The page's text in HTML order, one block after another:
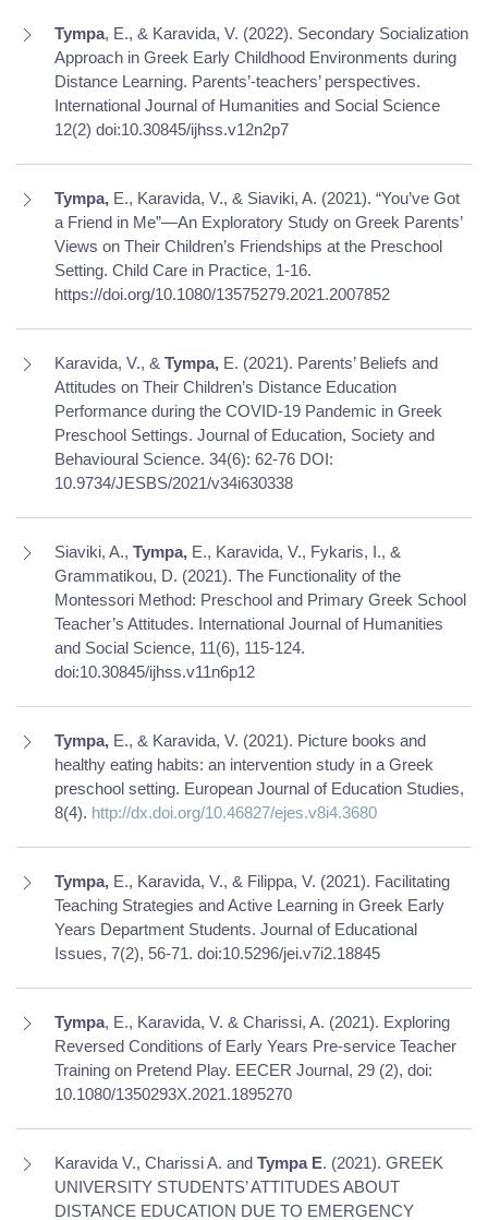
Tympa, E., & Karavida, V. (2022). Secondary Socialization
Approach in Greek Early Childhood Environments during
Distance Learning. Parents’-teachers’ perspectives.
International Journal of Humanities and Social Science
12(2) doi:10.30845/ijhss.v12n2p7
Tympa, E., Karavida, V., & Siaviki, A. (2021). “You’ve Got
a Friend in Me”—An Exploratory Study on Greek Parents’
Views on Their Children’s Friendships at the Preschool
Setting. Child Care in Practice, 1-16.
https://doi.org/10.1080/13575279.2021.2007852
Karavida, V., & Tympa, E. (2021). Parents’ Beliefs and
Attitudes on Their Children’s Distance Education
Performance during the COVID-19 Pandemic in Greek
Preschool Settings. Journal of Education, Society and
Behavioural Science. 34(6): 62-76 DOI:
10.9734/JESBS/2021/v34i630338
Siaviki, A., Tympa, E., Karavida, V., Fykaris, I., &
Grammatikou, D. (2021). The Functionality of the
Montessori Method: Preschool and Primary Greek School
Teacher’s Attitudes. International Journal of Humanities
and Social Science, 11(6), 115-124.
doi:10.30845/ijhss.v11n6p12
Tympa, E., & Karavida, V. (2021). Picture books and
healthy eating habits: an intervention study in a Greek
preschool setting. European Journal of Education Studies,
8(4). http://dx.doi.org/10.46827/ejes.v8i4.3680
Tympa, E., Karavida, V., & Filippa, V. (2021). Facilitating
Teaching Strategies and Active Learning in Greek Early
Years Department Students. Journal of Educational
Issues, 7(2), 56-71. doi:10.5296/jei.v7i2.18845
Tympa, E., Karavida, V. & Charissi, A. (2021). Exploring
Reversed Conditions of Early Years Pre-service Teacher
Training on Pretend Play. EECER Journal, 29 (2), doi:
10.1080/1350293X.2021.1895270
Karavida V., Charissi A. and Tympa E. (2021). GREEK
UNIVERSITY STUDENTS’ ATTITUDES ABOUT
DISTANCE EDUCATION DUE TO EMERGENCY